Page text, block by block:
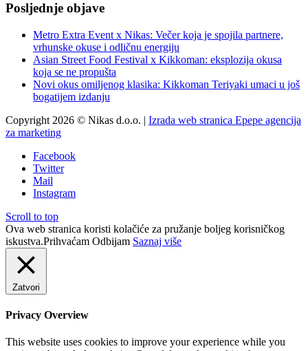
Posljednje objave
Metro Extra Event x Nikas: Večer koja je spojila partnere,
vrhunske okuse i odličnu energiju
Asian Street Food Festival x Kikkoman: eksplozija okusa
koja se ne propušta
Novi okus omiljenog klasika: Kikkoman Teriyaki umaci u još
bogatijem izdanju
Copyright 2026 © Nikas d.o.o. | Izrada web stranica Epepe agencija
za marketing
Facebook
Twitter
Mail
Instagram
Scroll to top
Ova web stranica koristi kolačiće za pružanje boljeg korisničkog
iskustva.Prihvaćam Odbijam Saznaj više
Zatvori
Privacy Overview
This website uses cookies to improve your experience while you